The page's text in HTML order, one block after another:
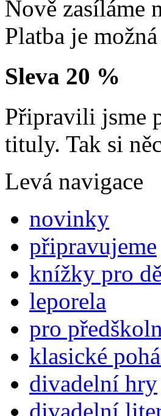
Nově zasíláme
Platba je
Sleva 20 %
Připravili jsme
tituly. Tak si
Levá navigace
novinky
připravujeme
knížky pro
leporela
pro
klasické
divadelní hry